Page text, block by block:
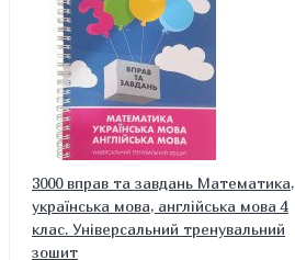
3000 вправ та завдань Математика,
українська мова, англійська мова 4
клас. Універсальний тренувальний
зошит